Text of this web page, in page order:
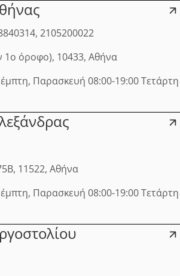
2105200022
1ο όροφο), 10433, Αθήνα
Παρασκευή 08:00-19:00 Τετάρτη
11522, Αθήνα
Παρασκευή 08:00-19:00 Τετάρτη